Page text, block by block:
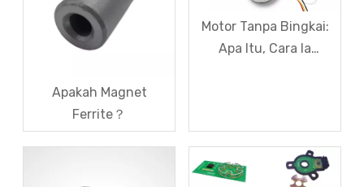
Apakah Magnet
Ferrite？
Motor Tanpa Bingkai:
Apa Itu, Cara Ia